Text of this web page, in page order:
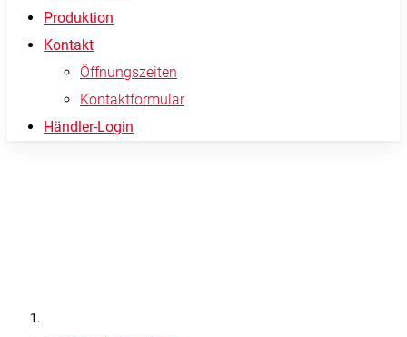
Produktion
Kontakt
Öffnungszeiten
Kontaktformular
Händler-Login